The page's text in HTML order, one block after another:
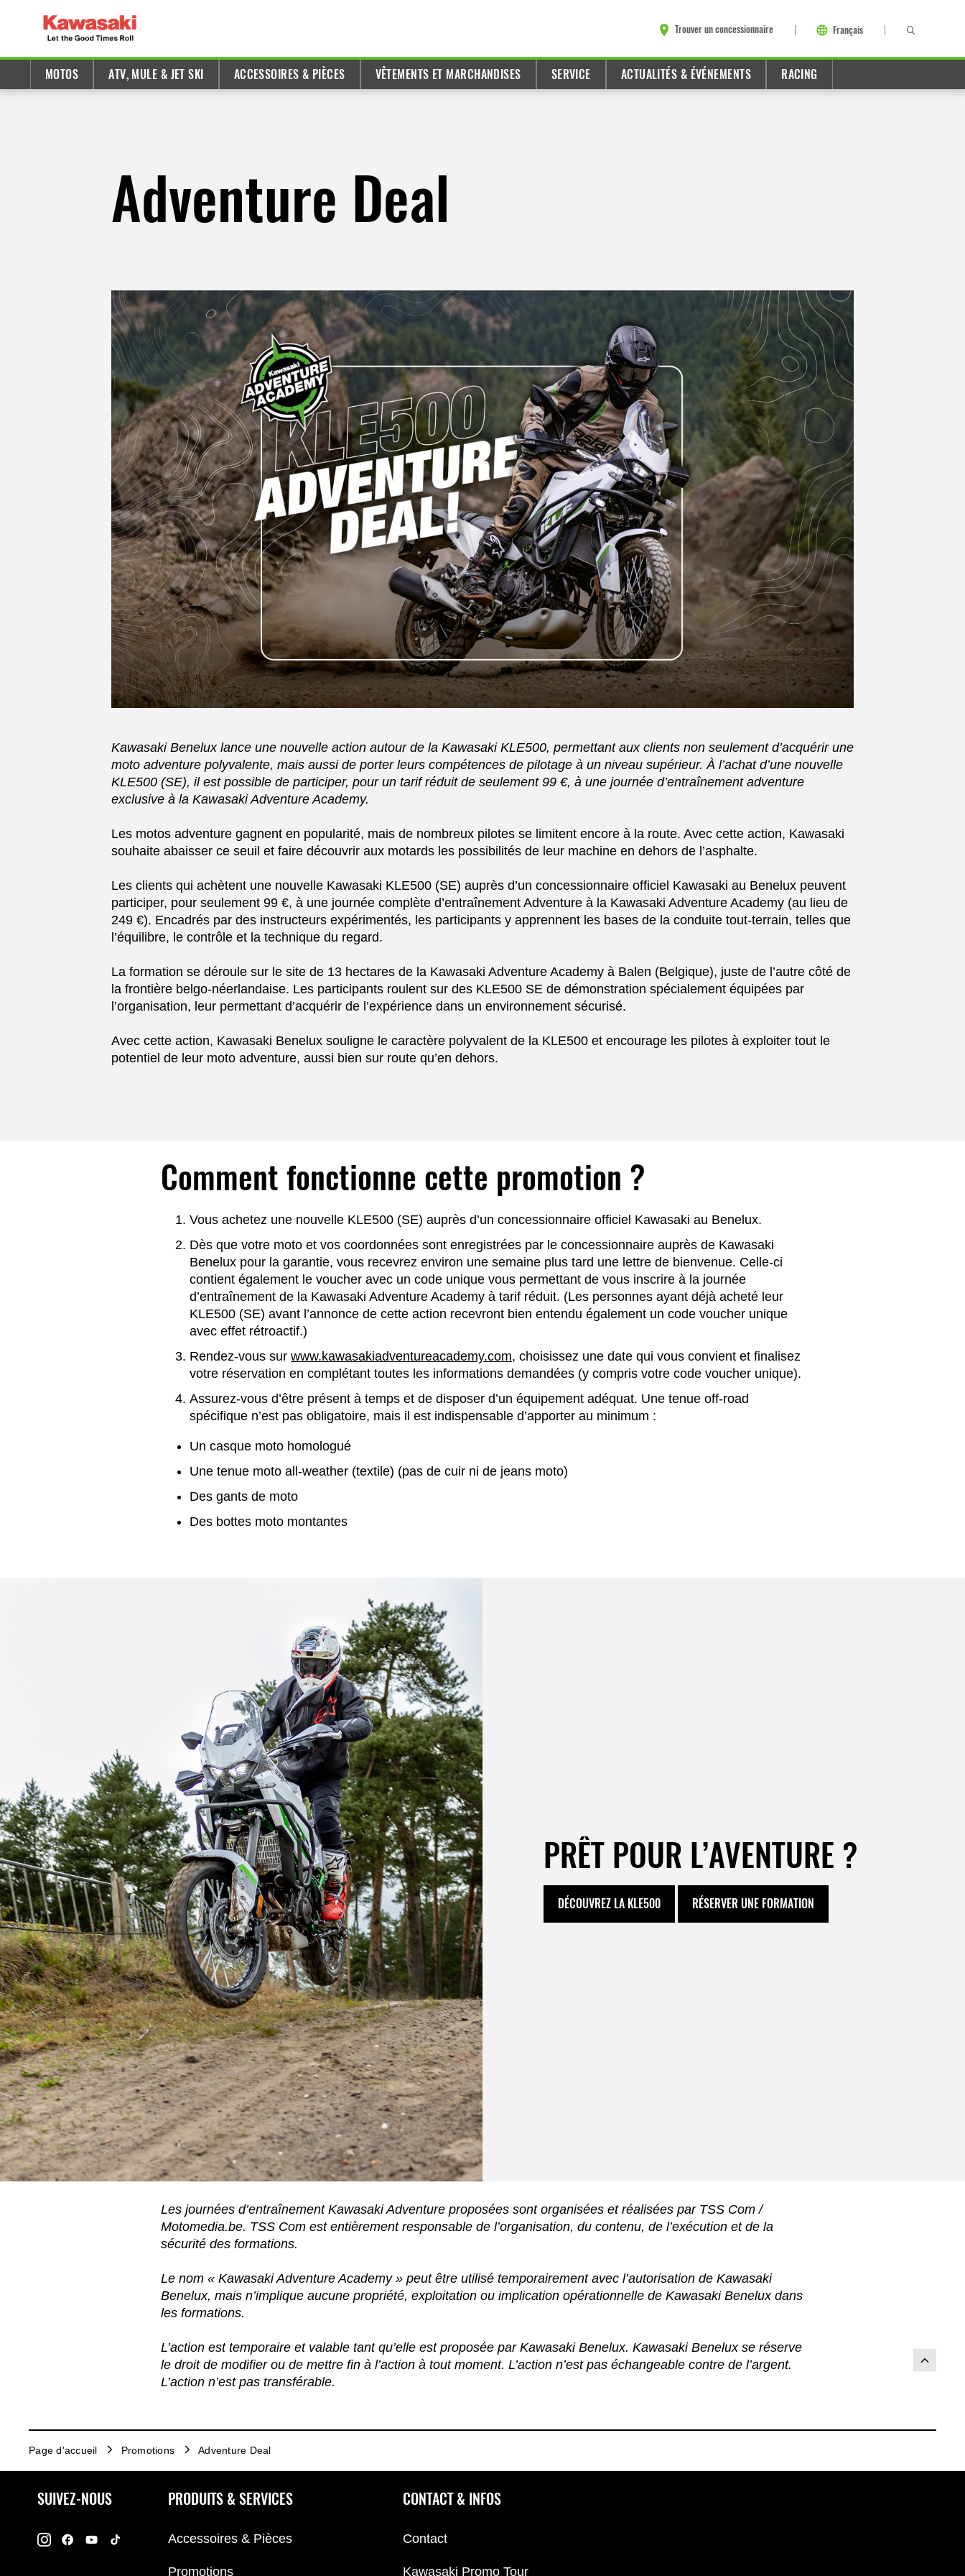
Trouver un concessionnaire Français
MOTOS ATV, MULE & JET SKI ACCESSOIRES & PIÈCES VÊTEMENTS ET MARCHANDISES SERVICE ACTUALITÉS & ÉVÉNEMENTS RACING
Adventure Deal
Kawasaki Benelux lance une nouvelle action autour de la Kawasaki KLE500, permettant aux clients non seulement d’acquérir une
moto adventure polyvalente, mais aussi de porter leurs compétences de pilotage à un niveau supérieur. À l’achat d’une nouvelle
KLE500 (SE), il est possible de participer, pour un tarif réduit de seulement 99 €, à une journée d’entraînement adventure
exclusive à la Kawasaki Adventure Academy.
Les motos adventure gagnent en popularité, mais de nombreux pilotes se limitent encore à la route. Avec cette action, Kawasaki
souhaite abaisser ce seuil et faire découvrir aux motards les possibilités de leur machine en dehors de l’asphalte.
Les clients qui achètent une nouvelle Kawasaki KLE500 (SE) auprès d’un concessionnaire officiel Kawasaki au Benelux peuvent
participer, pour seulement 99 €, à une journée complète d’entraînement Adventure à la Kawasaki Adventure Academy (au lieu de
249 €). Encadrés par des instructeurs expérimentés, les participants y apprennent les bases de la conduite tout-terrain, telles que
l’équilibre, le contrôle et la technique du regard.
La formation se déroule sur le site de 13 hectares de la Kawasaki Adventure Academy à Balen (Belgique), juste de l’autre côté de
la frontière belgo-néerlandaise. Les participants roulent sur des KLE500 SE de démonstration spécialement équipées par
l’organisation, leur permettant d’acquérir de l’expérience dans un environnement sécurisé.
Avec cette action, Kawasaki Benelux souligne le caractère polyvalent de la KLE500 et encourage les pilotes à exploiter tout le
potentiel de leur moto adventure, aussi bien sur route qu’en dehors.
Comment fonctionne cette promotion ?
Vous achetez une nouvelle KLE500 (SE) auprès d’un concessionnaire officiel Kawasaki au Benelux.
Dès que votre moto et vos coordonnées sont enregistrées par le concessionnaire auprès de Kawasaki
Benelux pour la garantie, vous recevrez environ une semaine plus tard une lettre de bienvenue. Celle-ci
contient également le voucher avec un code unique vous permettant de vous inscrire à la journée
d’entraînement de la Kawasaki Adventure Academy à tarif réduit. (Les personnes ayant déjà acheté leur
KLE500 (SE) avant l’annonce de cette action recevront bien entendu également un code voucher unique
avec effet rétroactif.)
Rendez-vous surwww.kawasakiadventureacademy.com, choisissez une date qui vous convient et finalisez
votre réservation en complétant toutes les informations demandées (y compris votre code voucher unique).
Assurez-vous d’être présent à temps et de disposer d’un équipement adéquat. Une tenue off-road
spécifique n’est pas obligatoire, mais il est indispensable d’apporter au minimum :
Un casque moto homologué
Une tenue moto all-weather (textile) (pas de cuir ni de jeans moto)
Des gants de moto
Des bottes moto montantes
PRÊT POUR L’AVENTURE ?
DÉCOUVREZ LA KLE500 RÉSERVER UNE FORMATION
Les journées d’entraînement Kawasaki Adventure proposées sont organisées et réalisées par TSS Com /
Motomedia.be. TSS Com est entièrement responsable de l’organisation, du contenu, de l’exécution et de la
sécurité des formations.
Le nom « Kawasaki Adventure Academy » peut être utilisé temporairement avec l’autorisation de Kawasaki
Benelux, mais n’implique aucune propriété, exploitation ou implication opérationnelle de Kawasaki Benelux dans
les formations.
L’action est temporaire et valable tant qu’elle est proposée par Kawasaki Benelux. Kawasaki Benelux se réserve
le droit de modifier ou de mettre fin à l’action à tout moment. L’action n’est pas échangeable contre de l’argent.
L’action n’est pas transférable.
Page d'accueil Promotions Adventure Deal
SUIVEZ-NOUS PRODUITS & SERVICES
Accessoires & Pièces
Promotions
CONTACT & INFOS
Contact
Kawasaki Promo Tour